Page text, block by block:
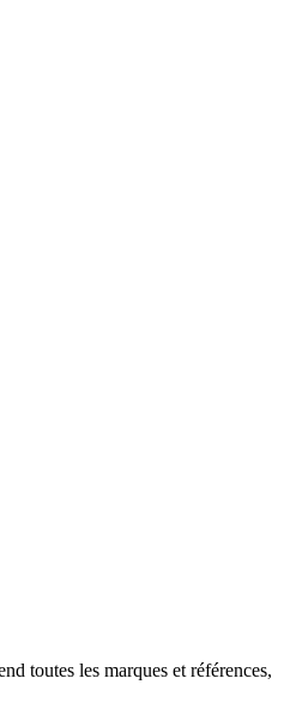
toutes les marques et références,